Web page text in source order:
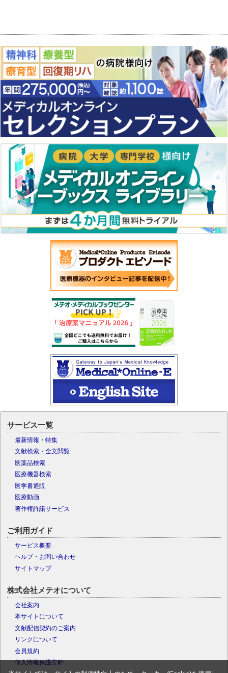
サービス一覧
最新情報・特集
文献検索・全文閲覧
医薬品検索
医療機器検索
医学書通販
医療動画
著作権許諾サービス
ご利用ガイド
サービス概要
ヘルプ・お問い合わせ
サイトマップ
株式会社メテオについて
会社案内
本サイトについて
文献配信契約のご案内
リンクについて
会員規約
個人情報保護方針